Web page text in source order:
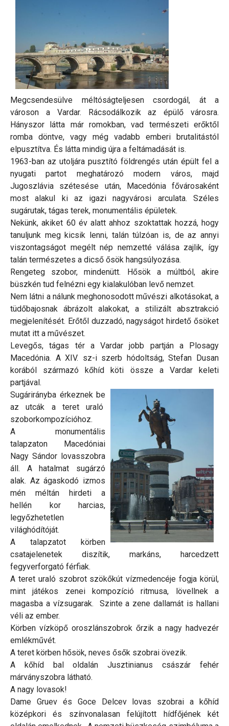
Megcsendesülve méltóságteljesen csordogál, át a
városon a Vardar. Rácsodálkozik az épülő városra.
Hányszor látta már romokban, vad természeti erőktől
romba döntve, vagy még vadabb emberi brutalitástól
elpusztítva. És látta mindig újra a feltámadását is.
1963-ban az utoljára pusztító földrengés után épült fel a
nyugati partot meghatározó modern város, majd
Jugoszlávia szétesése után, Macedónia fővárosaként
most alakul ki az igazi nagyvárosi arculata. Széles
sugárutak, tágas terek, monumentális épületek.
Nekünk, akiket 60 év alatt ahhoz szoktattak hozzá, hogy
tanuljunk meg kicsik lenni, talán túlzóan is, de az annyi
viszontagságot megélt nép nemzetté válása zajlik, így
talán természetes a dicső ősök hangsúlyozása.
Rengeteg szobor, mindenütt. Hősök a múltból, akire
büszkén tud felnézni egy kialakulóban levő nemzet.
Nem látni a nálunk meghonosodott művészi alkotásokat, a
tüdőbajosnak ábrázolt alakokat, a stilizált absztrakció
megjelenítését. Erőtől duzzadó, nagyságot hirdető ősöket
mutat itt a művészet.
Levegős, tágas tér a Vardar jobb partján a Plosagy
Macedónia. A XIV. sz-i szerb hódoltság, Stefan Dusan
korából származó kőhíd köti össze a Vardar keleti
partjával.
Sugárirányba érkeznek be
az utcák a teret uraló
szoborkompozícióhoz.
A monumentális
talapzaton Macedóniai
Nagy Sándor lovasszobra
áll. A hatalmat sugárzó
alak. Az ágaskodó izmos
mén méltán hirdeti a
hellén kor harcias,
legyőzhetetlen
világhódítóját.
A talapzatot körben
csatajelenetek diszítik, markáns, harcedzett
fegyverforgató férfiak.
A teret uraló szobrot szökőkút vízmedencéje fogja körül,
mint játékos zenei kompozíció ritmusa, lövellnek a
magasba a vízsugarak. Szinte a zene dallamát is hallani
véli az ember.
Körben vízköpő oroszlánszobrok őrzik a nagy hadvezér
emlékművét.
A teret körben hősök, neves ősők szobrai övezik.
A kőhíd bal oldalán Jusztinianus császár fehér
márványszobra látható.
A nagy lovasok!
Dame Gruev és Goce Delcev lovas szobrai a kőhíd
középkori és színvonalasan felújított hídfőjének két